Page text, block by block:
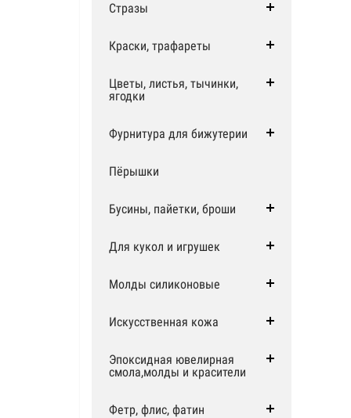
Стразы
Краски, трафареты
Цветы, листья, тычинки,
ягодки
Фурнитура для бижутерии
Пёрышки
Бусины, пайетки, броши
Для кукол и игрушек
Молды силиконовые
Искусственная кожа
Эпоксидная ювелирная
смола,молды и красители
Фетр, флис, фатин